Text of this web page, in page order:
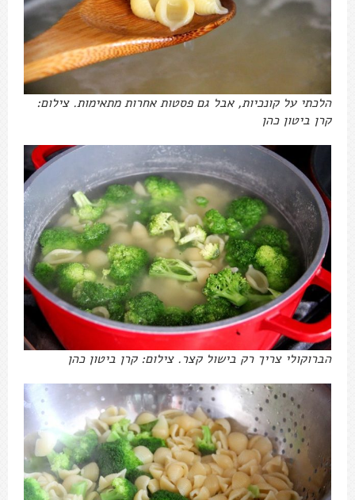
הלכתי על קונכיות, אבל גם פסטות אחרות מתאימות. צילום:
קרן ביטון כהן
הברוקולי צריך רק בישול קצר. צילום: קרן ביטון כהן